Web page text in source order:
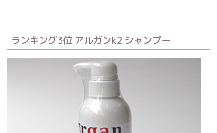
ランキング3位 アルガンk2 シャンプー